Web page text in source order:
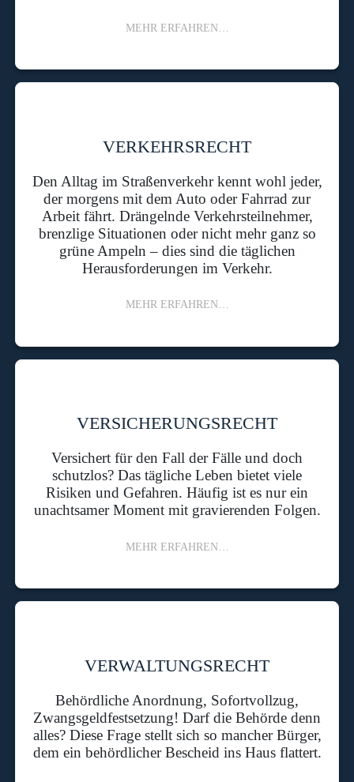
MEHR ERFAHREN…
VERKEHRSRECHT
Den Alltag im Straßenverkehr kennt wohl jeder,
der morgens mit dem Auto oder Fahrrad zur
Arbeit fährt. Drängelnde Verkehrsteilnehmer,
brenzlige Situationen oder nicht mehr ganz so
grüne Ampeln – dies sind die täglichen
Herausforderungen im Verkehr.
MEHR ERFAHREN…
VERSICHERUNGSRECHT
Versichert für den Fall der Fälle und doch
schutzlos? Das tägliche Leben bietet viele
Risiken und Gefahren. Häufig ist es nur ein
unachtsamer Moment mit gravierenden Folgen.
MEHR ERFAHREN…
VERWALTUNGSRECHT
Behördliche Anordnung, Sofortvollzug,
Zwangsgeldfestsetzung! Darf die Behörde denn
alles? Diese Frage stellt sich so mancher Bürger,
dem ein behördlicher Bescheid ins Haus flattert.